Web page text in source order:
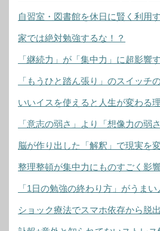
自習室・図書館を休日に賢く利用
家では絶対勉強するな！？
「継続力」が「集中力」に超影響
「もうひと踏ん張り」のスイッチ
いいイスを使えると人生が変わる
「意志の弱さ」より「想像力の弱
脳が作り出した「解釈」で現実を
整理整頓が集中力にものすごく影
「1日の勉強の終わり方」がうまい
ショック療法でスマホ依存から脱